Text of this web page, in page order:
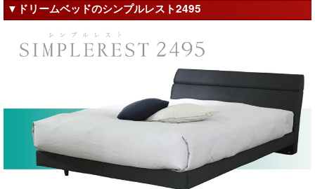
▼ドリームベッドのシンプルレスト2495